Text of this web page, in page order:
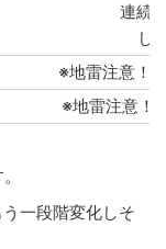
連続
し
※地雷注意！
※地雷注意！
一段階変化しそ